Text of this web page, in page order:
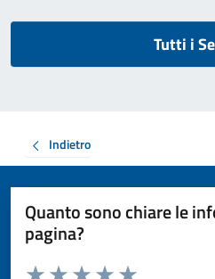
Tutti i
Indietro
Quanto sono chiare le
pagina?
Valuta da 1 a 5 stelle la pagina